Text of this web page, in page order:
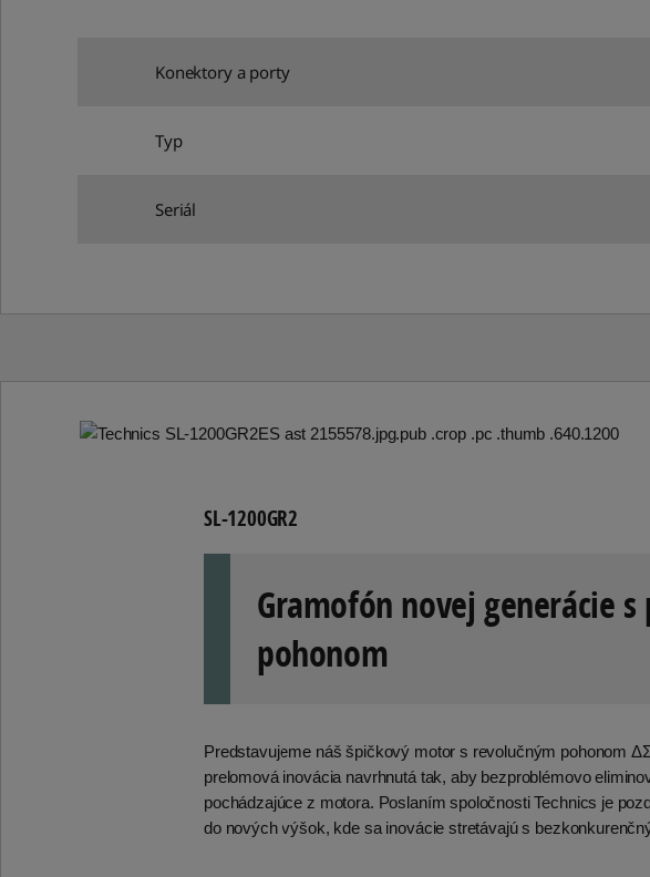
Konektory a porty
Typ
Seriál
SL-1200GR2
Gramofón novej generácie
pohonom
Predstavujeme náš špičkový motor s revolučným pohonom
prelomová inovácia navrhnutá tak, aby bezproblémovo
pochádzajúce z motora. Poslaním spoločnosti Technics je
do nových výšok, kde sa inovácie stretávajú s